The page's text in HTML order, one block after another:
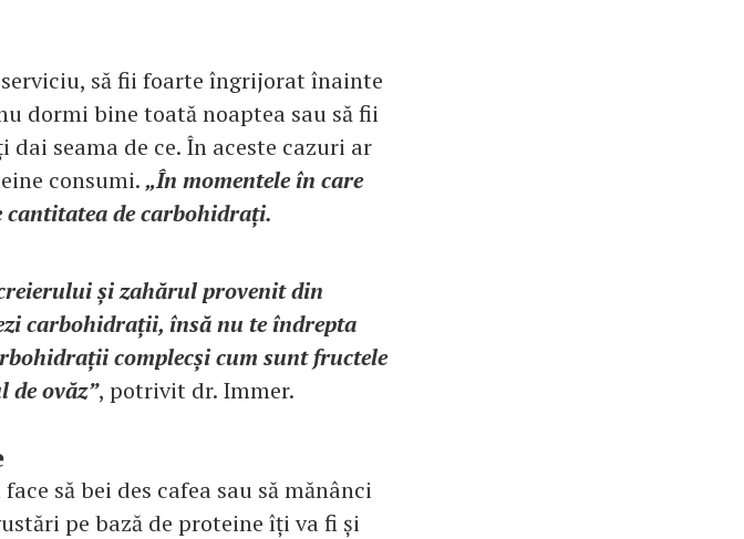
să fii foarte îngrijorat înainte
dormi bine toată noaptea sau să fii
seama de ce. În aceste cazuri ar
consumi.„În momentele în care
cantitatea de carbohidrați.
și zahărul provenit din
carbohidrații, însă nu te îndrepta
complecși cum sunt fructele
ovăz”, potrivit dr. Immer.
să bei des cafea sau să mănânci
pe bază de proteine îți va fi și